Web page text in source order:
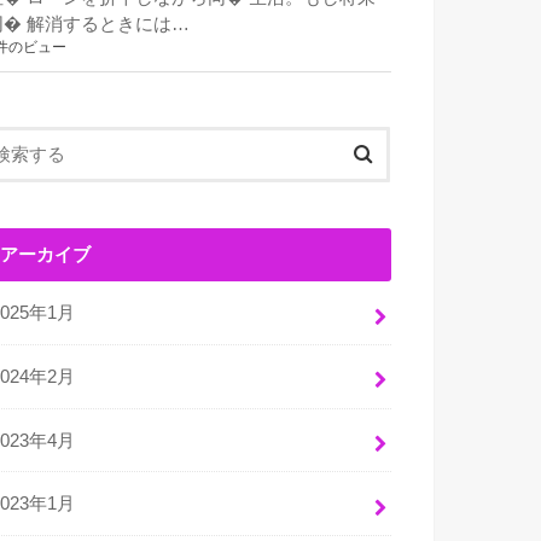
� 解消するときには…
のビュー
アーカイブ
年1月
年2月
年4月
年1月